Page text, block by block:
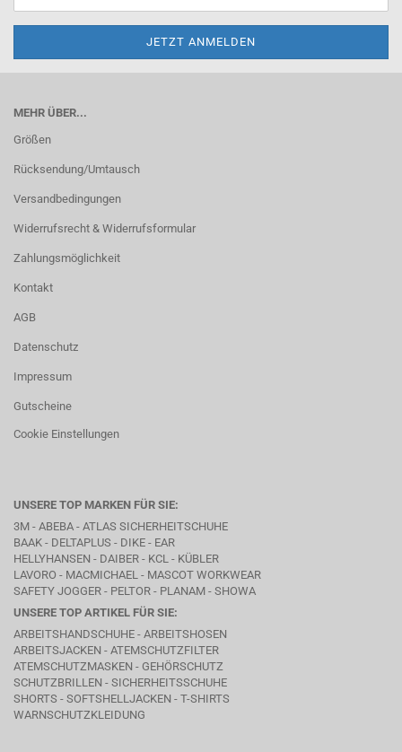
MEHR ÜBER...
Größen
Rücksendung/Umtausch
Versandbedingungen
Widerrufsrecht & Widerrufsformular
Zahlungsmöglichkeit
Kontakt
AGB
Datenschutz
Impressum
Gutscheine
Cookie Einstellungen
UNSERE TOP MARKEN FÜR SIE:
3M - ABEBA - ATLAS SICHERHEITSCHUHE
BAAK - DELTAPLUS - DIKE - EAR
HELLYHANSEN - DAIBER - KCL - KÜBLER
LAVORO - MACMICHAEL - MASCOT WORKWEAR
SAFETY JOGGER - PELTOR - PLANAM - SHOWA
UNSERE TOP ARTIKEL FÜR SIE:
ARBEITSHANDSCHUHE - ARBEITSHOSEN
ARBEITSJACKEN - ATEMSCHUTZFILTER
ATEMSCHUTZMASKEN - GEHÖRSCHUTZ
SCHUTZBRILLEN - SICHERHEITSSCHUHE
SHORTS - SOFTSHELLJACKEN - T-SHIRTS
WARNSCHUTZKLEIDUNG